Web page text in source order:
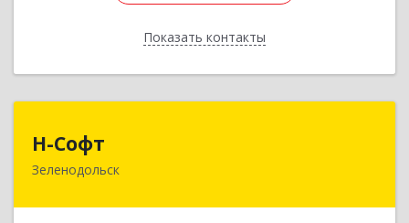
Показать контакты
Назад
Н-Софт
Зеленодольск422521, Татарстан Респ (Татарстан),